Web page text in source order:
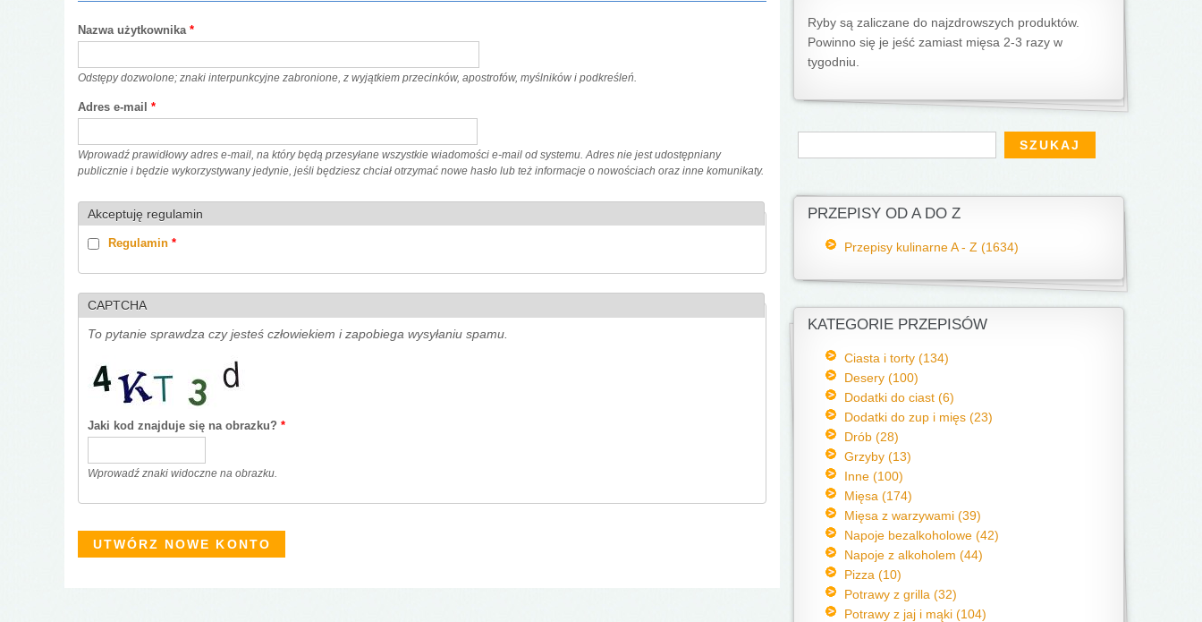
Nazwa użytkownika *
Odstępy dozwolone; znaki interpunkcyjne zabronione, z wyjątkiem przecinków, apostrofów, myślników i podkreśleń.
Adres e-mail *
Wprowadź prawidłowy adres e-mail, na który będą przesyłane wszystkie wiadomości e-mail od systemu. Adres nie jest udostępniany
publicznie i będzie wykorzystywany jedynie, jeśli będziesz chciał otrzymać nowe hasło lub też informacje o nowościach oraz inne komunikaty.
Akceptuję regulamin
Regulamin *
CAPTCHA
To pytanie sprawdza czy jesteś człowiekiem i zapobiega wysyłaniu spamu.
Jaki kod znajduje się na obrazku? *
Wprowadź znaki widoczne na obrazku.
Ryby są zaliczane do najzdrowszych produktów.
Powinno się je jeść zamiast mięsa 2-3 razy w
tygodniu.
Formularz wyszukiwania
Szukaj
PRZEPISY OD A DO Z
Przepisy kulinarne A - Z (1634)
KATEGORIE PRZEPISÓW
Ciasta i torty (134)
Desery (100)
Dodatki do ciast (6)
Dodatki do zup i mięs (23)
Drób (28)
Grzyby (13)
Inne (100)
Mięsa (174)
Mięsa z warzywami (39)
Napoje bezalkoholowe (42)
Napoje z alkoholem (44)
Pizza (10)
Potrawy z grilla (32)
Potrawy z jaj i mąki (104)